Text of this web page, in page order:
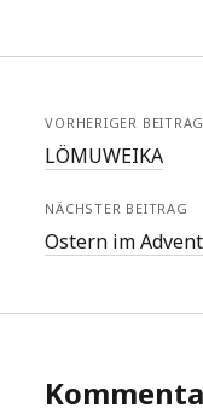
VORHERIGER BEITRAG
LÖMUWEIKA
NÄCHSTER BEITRAG
Ostern im Advent